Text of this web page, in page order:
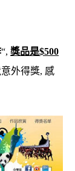
“, 獎品是$500
外得獎, 感